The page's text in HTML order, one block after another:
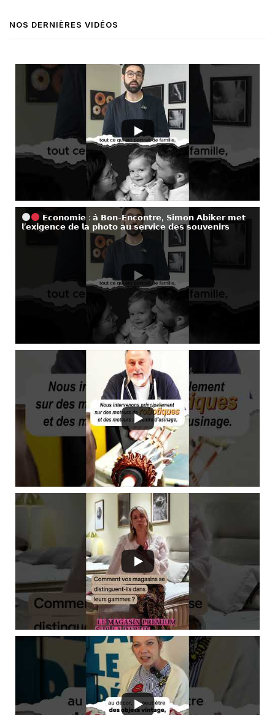
NOS DERNIÈRES VIDÉOS
𝗘𝗰𝗼𝗻𝗼𝗺𝗶𝗲 : 𝗮̀ 𝗕𝗼𝗻-𝗘𝗻𝗰𝗼𝗻𝘁𝗿𝗲, 𝗦𝗶𝗺𝗼𝗻 𝗔𝗯𝗶𝗸𝗲𝗿 𝗺𝗲𝘁
𝗹’𝗲𝘅𝗶𝗴𝗲𝗻𝗰𝗲 𝗱𝗲 𝗹𝗮 𝗽𝗵𝗼𝘁𝗼 𝗮𝘂 𝘀𝗲𝗿𝘃𝗶𝗰𝗲 𝗱𝗲𝘀 𝘀𝗼𝘂𝘃𝗲𝗻𝗶𝗿𝘀